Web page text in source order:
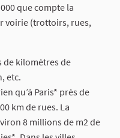
que compte la
voirie (trottoirs, rues,
de kilomètres de
etc.
qu’à Paris* près de
km de rues. La
8 millions de m2 de